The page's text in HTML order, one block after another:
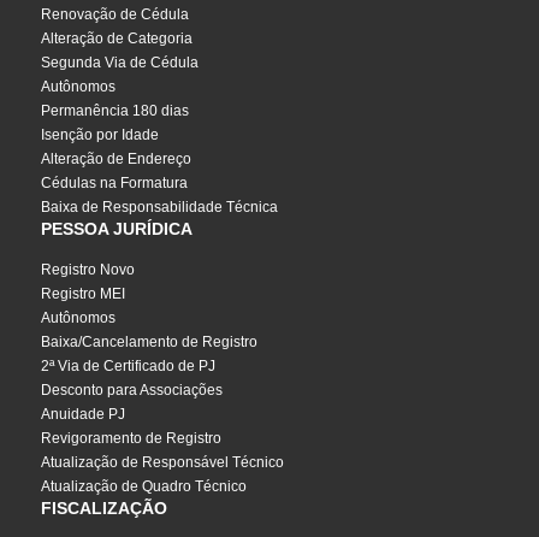
Renovação de Cédula
Alteração de Categoria
Segunda Via de Cédula
Autônomos
Permanência 180 dias
Isenção por Idade
Alteração de Endereço
Cédulas na Formatura
Baixa de Responsabilidade Técnica
PESSOA JURÍDICA
Registro Novo
Registro MEI
Autônomos
Baixa/Cancelamento de Registro
2ª Via de Certificado de PJ
Desconto para Associações
Anuidade PJ
Revigoramento de Registro
Atualização de Responsável Técnico
Atualização de Quadro Técnico
FISCALIZAÇÃO